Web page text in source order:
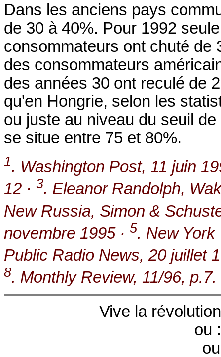
Dans les anciens pays
de 30 à 40%. Pour 1992
consommateurs ont chuté de
des consommateurs
des années 30 ont reculé de
qu'en Hongrie, selon les
ou juste au niveau du seuil
se situe entre 75 et 80%.
1. Washington Post, 11 juin
12 · 3. Eleanor Randolph,
New Russia, Simon &
novembre 1995 · 5. New
Public Radio News, 20 juillet
8. Monthly Review, 11/96, p.7.
Vive la
ou
ou